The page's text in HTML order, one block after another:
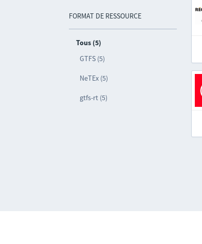
FORMAT DE RESSOURCE
Tous (5)
GTFS (5)
NeTEx (5)
gtfs-rt (5)